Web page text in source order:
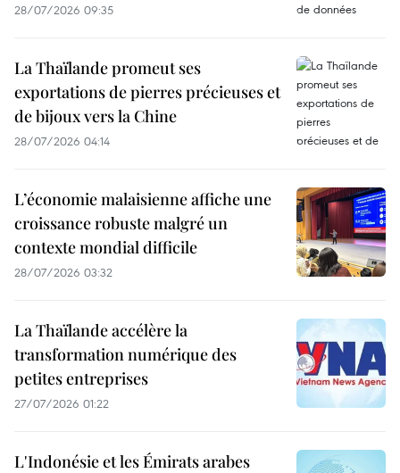
28/07/2026 09:35
La Thaïlande promeut ses
exportations de pierres précieuses et
de bijoux vers la Chine
28/07/2026 04:14
L’économie malaisienne affiche une
croissance robuste malgré un
contexte mondial difficile
28/07/2026 03:32
La Thaïlande accélère la
transformation numérique des
petites entreprises
27/07/2026 01:22
L'Indonésie et les Émirats arabes